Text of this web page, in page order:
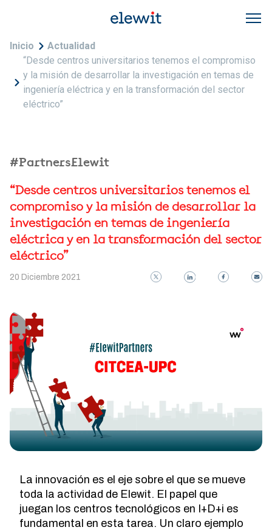
Sobrescribir enlaces de ayuda a la
Inicio
Actualidad
“Desde centros universitarios tenemos el compromiso
y la misión de desarrollar la investigación en temas de
ingeniería eléctrica y en la transformación del sector
eléctrico”
#PartnersElewit
“Desde centros universitarios tenemos el
compromiso y la misión de desarrollar la
investigación en temas de ingeniería
eléctrica y en la transformación del sector
eléctrico”
20 Diciembre 2021
La innovación es el eje sobre el que se mueve
toda la actividad de Elewit. El papel que
juegan los centros tecnológicos en I+D+i es
fundamental en esta tarea. Un claro ejemplo